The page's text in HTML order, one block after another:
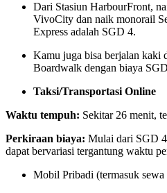
Dari Stasiun HarbourFront,
VivoCity dan naik monorail
Express adalah SGD 4.
Kamu juga bisa berjalan kaki
Boardwalk dengan biaya
Taksi/Transportasi Online
Waktu tempuh: Sekitar 26 menit,
Perkiraan biaya: Mulai dari SGD
dapat bervariasi tergantung waktu
Mobil Pribadi (termasuk